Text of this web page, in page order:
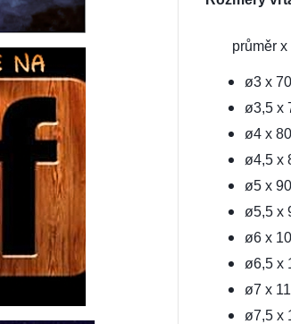
průměr
ø3 x
ø3,5 x
ø4 x
ø4,5 x
ø5 x
ø5,5 x
ø6 x
ø6,5 x
ø7 x
ø7,5 x